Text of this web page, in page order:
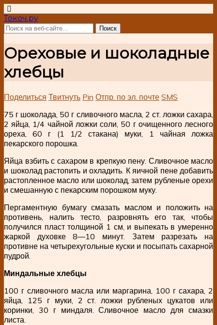
Токоч.ру
Ореховые и шоколадные
хлебцы
Поделиться Твитнуть Pin Отпр. по эл. почте SMS
75 г шоколада, 50 г сливочного масла, 2 ст. ложки сахара,
2 яйца, 1/4 чайной ложки соли, 50 г очищенного лесного
ореха, 60 г (1 1/2 стакана) муки, 1 чайная ложка
пекарского порошка.
Яйца взбить с сахаром в крепкую пену. Сливочное масло
и шоколад растопить и охладить. К яичной пене добавить
растопленное масло или шоколад, затем рубленые орехи
и смешанную с пекарским порошком муку.
Пергаментную бумагу смазать маслом и положить на
противень, налить тесто, разровнять его так, чтобы
получился пласт толщиной 1 см, и выпекать в умеренно
жаркой духовке 8—10 минут. Затем разрезать на
противне на четырехугольные куски и посыпать сахарной
пудрой.
Миндальные хлебцы
100 г сливочного масла или маргарина, 100 г сахара, 2
яйца, 125 г муки, 2 ст. ложки рубленых цукатов или
коринки, 30 г миндаля. Сливочное масло для смазки
листа.